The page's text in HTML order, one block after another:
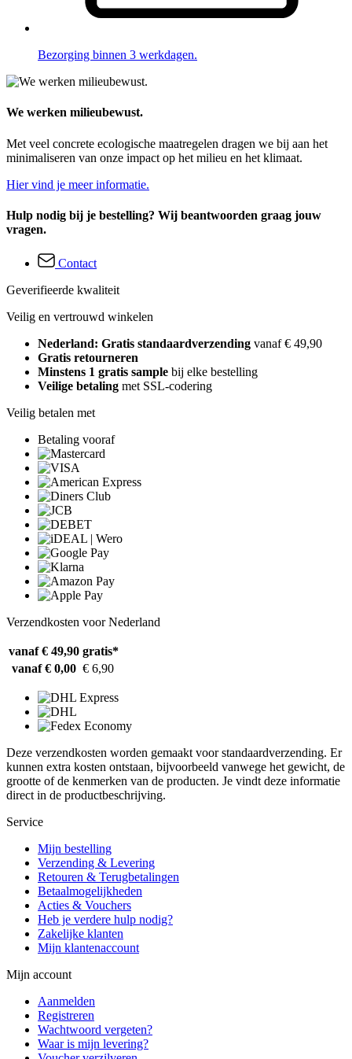
Bezorging binnen 3 werkdagen.
We werken milieubewust.
Met veel concrete ecologische maatregelen dragen we bij aan het
minimaliseren van onze impact op het milieu en het klimaat.
Hier vind je meer informatie.
Hulp nodig bij je bestelling? Wij beantwoorden graag jouw
vragen.
Contact
Geverifieerde kwaliteit
Veilig en vertrouwd winkelen
Nederland: Gratis standaardverzending vanaf € 49,90
Gratis retourneren
Minstens 1 gratis sample bij elke bestelling
Veilige betaling met SSL-codering
Veilig betalen met
Betaling vooraf
Verzendkosten voor Nederland
vanaf € 49,90 gratis*
vanaf € 0,00 € 6,90
Deze verzendkosten worden gemaakt voor standaardverzending. Er
kunnen extra kosten ontstaan, bijvoorbeeld vanwege het gewicht, de
grootte of de kenmerken van de producten. Je vindt deze informatie
direct in de productbeschrijving.
Service
Mijn bestelling
Verzending & Levering
Retouren & Terugbetalingen
Betaalmogelijkheden
Acties & Vouchers
Heb je verdere hulp nodig?
Zakelijke klanten
Mijn klantenaccount
Mijn account
Aanmelden
Registreren
Wachtwoord vergeten?
Waar is mijn levering?